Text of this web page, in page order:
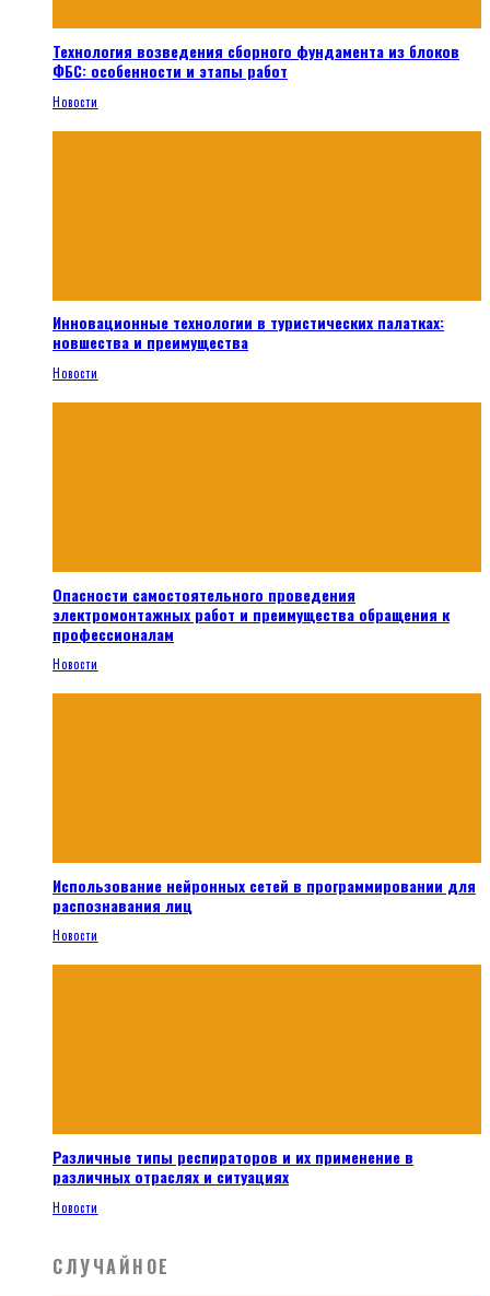
Технология возведения сборного фундамента из блоков
ФБС: особенности и этапы работ
Новости
Инновационные технологии в туристических палатках:
новшества и преимущества
Новости
Опасности самостоятельного проведения
электромонтажных работ и преимущества обращения к
профессионалам
Новости
Использование нейронных сетей в программировании для
распознавания лиц
Новости
Различные типы респираторов и их применение в
различных отраслях и ситуациях
Новости
СЛУЧАЙНОЕ